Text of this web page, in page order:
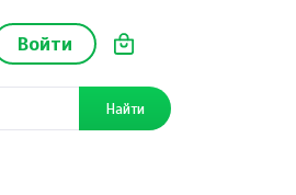
Войти
Найти